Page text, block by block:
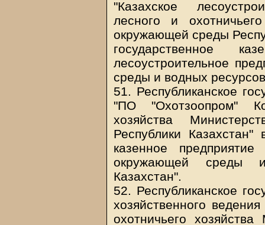
"Казахское
лесного и
окружающей среды
государственное
лесоустроительное
среды и водных
51. Республиканское
"ПО "Охотзоопром"
хозяйства
Республики Казахстан"
казенное
окружающей среды
Казахстан".
52. Республиканское
хозяйственного
охотничьего